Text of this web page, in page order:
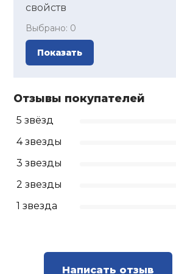
свойств
Выбрано: 0
Показать
Отзывы покупателей
5 звёзд
4 звезды
3 звезды
2 звезды
1 звезда
Написать отзыв